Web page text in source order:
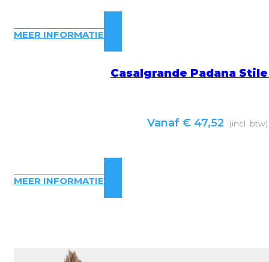
MEER INFORMATIE
Casalgrande Padana
Vanaf€ 47,52 (incl. btw)
MEER INFORMATIE